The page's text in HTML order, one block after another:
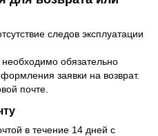
следов эксплуатации
обязательно
заявки на возврат.
почте.
в течение 14 дней с